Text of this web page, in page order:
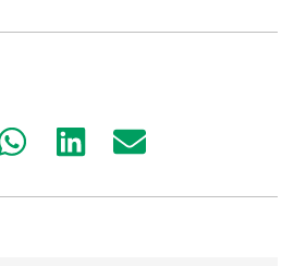
Share
Share
Share